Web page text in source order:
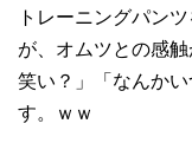
トレーニングパン
が、オムツとの感
笑い？」「なんか
す。ｗｗ